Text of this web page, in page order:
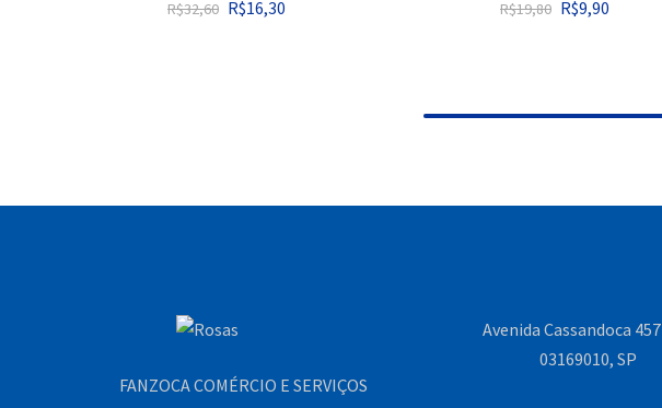
R$32,60 R$16,30 R$19,80 R$9,90
FANZOCA COMÉRCIO E SERVIÇOS
Avenida Cassandoca 457
03169010, SP